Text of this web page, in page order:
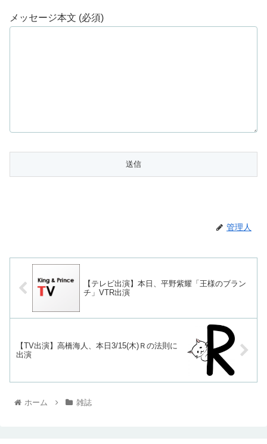
メッセージ本文 (必須)
管理人
【テレビ出演】本日、平野紫耀「王様のブラン
チ」VTR出演
【TV出演】高橋海人、本日3/15(木)Ｒの法則に
出演
ホーム 雑誌